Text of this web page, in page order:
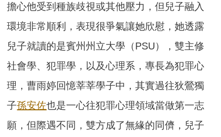
擔心他受到種族歧視或其他壓力，但兒子融入
環境非常順利，表現很爭氣讓她欣慰，她透露
兒子就讀的是賓州州立大學（PSU），雙主修
社會學、犯罪學，以及心理系，專長為犯罪心
理，曹雨婷回憶莘莘學子中，其實過往狄鶯獨
子孫安佐也是一心往犯罪心理領域當做第一志
願，但際遇不同，雙方成了無緣的同儕，兒子